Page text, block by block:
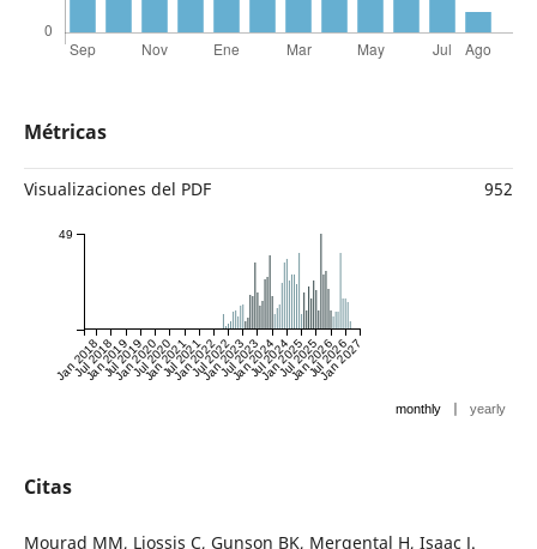
Métricas
Visualizaciones del PDF 952
Jan 2018
Jul 2018
Jan 2019
Jul 2019
Jan 2020
Jul 2020
Jan 2021
Jul 2021
Jan 2022
Jul 2022
Jan 2023
Jul 2023
Jan 2024
Jul 2024
Jan 2025
Jul 2025
Jan 2026
Jul 2026
Jan 2027
49
monthly | yearly
Citas
Mourad MM, Liossis C, Gunson BK, Mergental H, Isaac J.